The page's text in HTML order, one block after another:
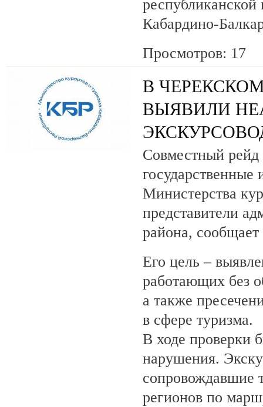
Кабардино-
Просмотров: 17
В
ВЫЯВИЛИ
Совместный рейд
государственные
Министерства
представители
района,
Его цель –
работающих без
а также
в сфере туризма.
В ходе проверки
нарушения.
сопровождавшие
регионов по